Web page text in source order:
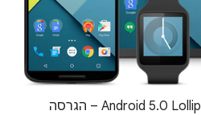
אנחנו שמחים להציג את Android 5.0 Lollipop – הגרסה